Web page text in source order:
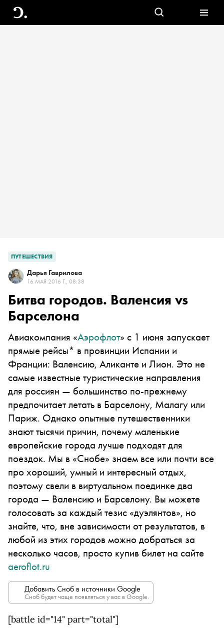
ПУТЕШЕСТВИЯ
Дарья Гаврилова
16 МАЯ 2016 Г., 08:38
Битва городов. Валенсия vs
Барселона
Авиакомпания «Аэрофлот» с 1 июня запускает
прямые рейсы* в провинции Испании и
Франции: Валенсию, Аликанте и Лион. Это не
самые известныетуристические направления
для россиян — большинство по-прежнему
предпочитает летать в Барселону, Малагу или
Париж. Однако опытные путешественники
знают тысячи причин, почему маленькие
европейские города лучше подходят для
поездок. Мы в «Снобе» знаем все или почти все
про хороший, умный и интересный отдых,
поэтому свели в виртуальном поединке два
города — Валенсию и Барселону. Вы можете
голосовать за каждый тезис «дуэлянтов», но
знайте, что, вне зависимости от результатов, в
любой из этих городов можно добраться за
несколько часов, просто купив билет на сайте
aeroflot.ru
Добавить Сноб в источники Google
Сноб будет чаще появляться у вас в Google.
[battle id="14" part="total"]